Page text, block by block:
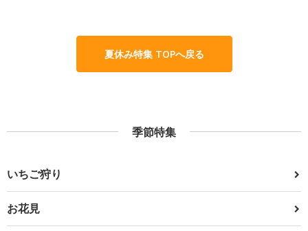
夏休み特集 TOPへ戻る
季節特集
いちご狩り
お花見